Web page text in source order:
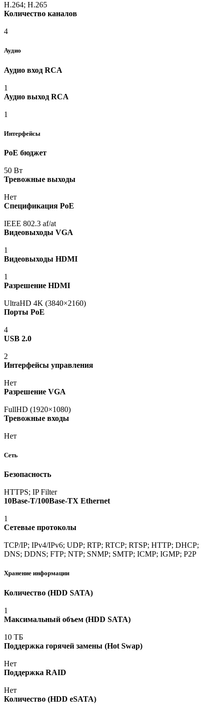
H.264; H.265
Количество каналов
4
Аудио
Аудио вход RCA
1
Аудио выход RCA
1
Интерфейсы
PoE бюджет
50 Вт
Тревожные выходы
Нет
Спецификация PoE
IEEE 802.3 af/at
Видеовыходы VGA
1
Видеовыходы HDMI
1
Разрешение HDMI
UltraHD 4K (3840×2160)
Порты PoE
4
USB 2.0
2
Интерфейсы управления
Нет
Разрешение VGA
FullHD (1920×1080)
Тревожные входы
Нет
Сеть
Безопасность
HTTPS; IP Filter
10Base-T/100Base-TX Ethernet
1
Сетевые протоколы
TCP/IP; IPv4/IPv6; UDP; RTP; RTCP; RTSP; HTTP; DHCP;
DNS; DDNS; FTP; NTP; SNMP; SMTP; ICMP; IGMP; P2P
Хранение информации
Количество (HDD SATA)
1
Максимальный объем (HDD SATA)
10 ТБ
Поддержка горячей замены (Hot Swap)
Нет
Поддержка RAID
Нет
Количество (HDD eSATA)